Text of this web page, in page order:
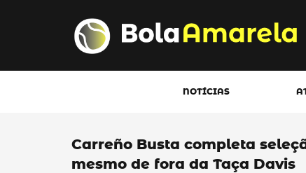
NOTÍCIAS
Carreño Busta completa
mesmo de fora da Taça Davis